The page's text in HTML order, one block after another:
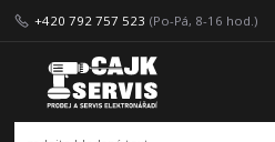
+420 792 757 523 (Po-Pá, 8-16 hod.)